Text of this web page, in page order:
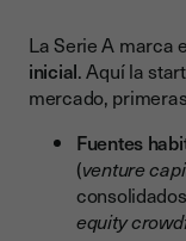
La Serie A marca
inicial. Aquí la
mercado,
Fuentes
(venture
equity